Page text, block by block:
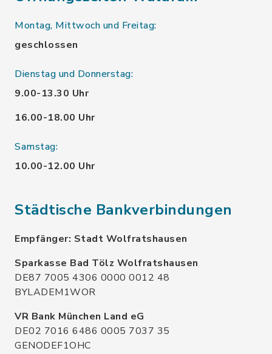
Montag, Mittwoch und Freitag:
geschlossen
Dienstag und Donnerstag:
9.00-13.30 Uhr
16.00-18.00 Uhr
Samstag:
10.00-12.00 Uhr
Städtische Bankverbindungen
Empfänger: Stadt Wolfratshausen
Sparkasse Bad Tölz Wolfratshausen
DE87 7005 4306 0000 0012 48
BYLADEM1WOR
VR Bank München Land eG
DE02 7016 6486 0005 7037 35
GENODEF1OHC